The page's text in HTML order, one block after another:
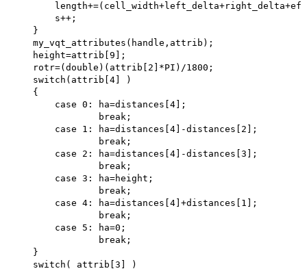
        s++;
    }
    my_vqt_attributes(handle,attrib);
    height=attrib[9];
    rotr=(double)(attrib[2]*PI)/1800;
    switch(attrib[4] )
    {
        case 0: ha=distances[4];
                break;
        case 1: ha=distances[4]-distances[2];
                break;
        case 2: ha=distances[4]-distances[3];
                break;
        case 3: ha=height;
                break;
        case 4: ha=distances[4]+distances[1];
                break;
        case 5: ha=0;
                break;
    }
    switch( attrib[3] )